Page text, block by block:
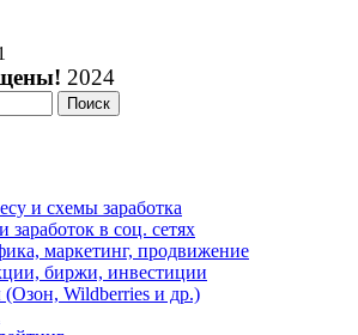
2024
Поиск
и схемы заработка
в соц. сетях
маркетинг, продвижение
биржи, инвестиции
Wildberries и др.)